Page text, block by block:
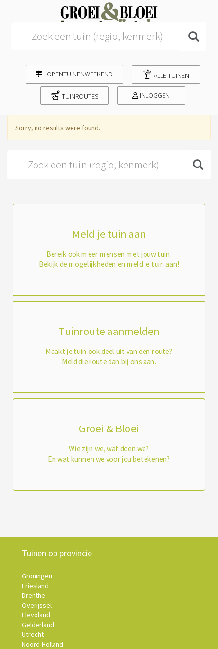
OPENTUINENWEEKEND ALLE TUINEN
TUINROUTES INLOGGEN
Sorry, no results were found.
Meld je tuin aan
Bereik ook meer mensen met jouw tuin.
Bekijk de mogelijkheden en meld je tuin aan!
Tuinroute aanmelden
Maakt je tuin ook deel uit van een route?
Meld die route dan bij ons aan.
Groei & Bloei
Wie zijn we, wat doen we?
En wat kunnen we voor jou betekenen?
Tuinen op provincie
Groningen
Friesland
Drenthe
Overijssel
Flevoland
Gelderland
Utrecht
Noord-Holland